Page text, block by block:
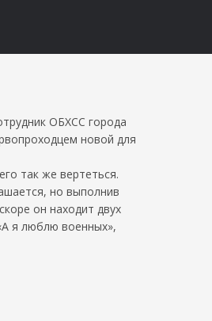
ОБХСС города
новой для
так же вертеться.
но выполнив
он находит двух
я люблю военных»,